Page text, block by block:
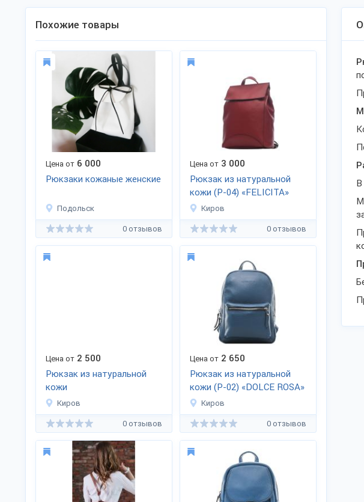
В
Похожие товары
Цена от 6 000
Рюкзаки кожаные женские
Подольск
0 отзывов
Цена от 3 000
Рюкзак из натуральной
кожи (Р-04) «FELICITA»
Киров
0 отзывов
Цена от 2 500
Рюкзак из натуральной
кожи
Киров
0 отзывов
Цена от 2 650
Рюкзак из натуральной
кожи (Р-02) «DOLCE ROSA»
Киров
0 отзывов